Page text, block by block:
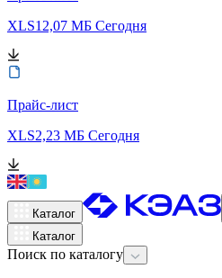
XLS12,07 МБ Сегодня
Прайс-лист
XLS2,23 МБ Сегодня
Каталог
Каталог
Поиск по каталогу